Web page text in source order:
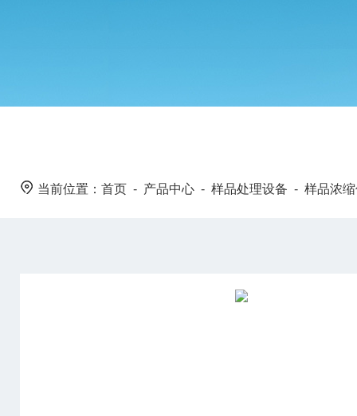
当前位置： 首页 - 产品中心 - 样品处理设备 - 样品浓